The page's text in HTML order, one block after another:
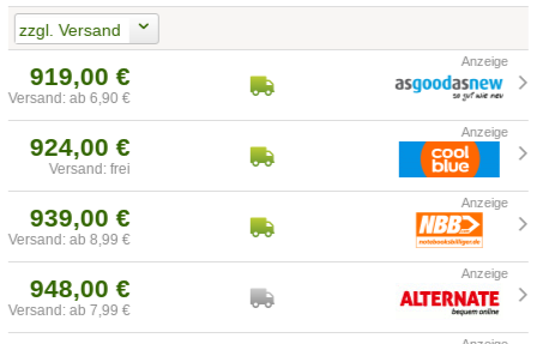
zzgl. Versand
919,00 €
Versand: ab 6,90 €
924,00 €
Versand: frei
939,00 €
Versand: ab 8,99 €
948,00 €
Versand: ab 7,99 €